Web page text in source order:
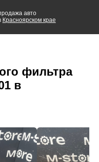
авто
Красноярском крае
фильтра
в